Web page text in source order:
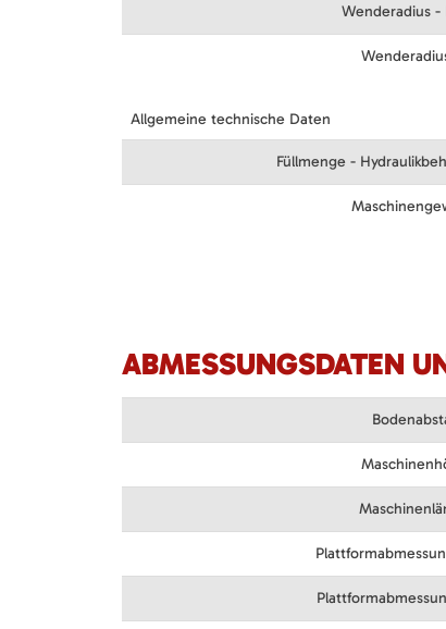
Wenderadius -
Allgemeine technische Daten
Füllmenge -
ABMESSUNGSDATEN